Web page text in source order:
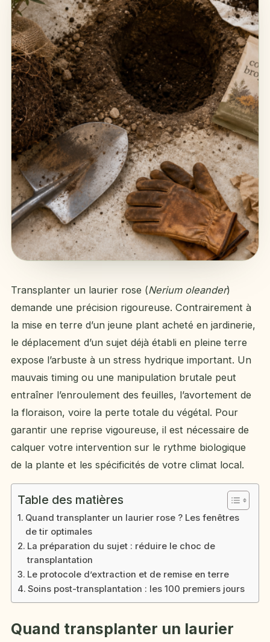
Transplanter un laurier rose (Nerium oleander)
demande une précision rigoureuse. Contrairement à
la mise en terre d’un jeune plant acheté en jardinerie,
le déplacement d’un sujet déjà établi en pleine terre
expose l’arbuste à un stress hydrique important. Un
mauvais timing ou une manipulation brutale peut
entraîner l’enroulement des feuilles, l’avortement de
la floraison, voire la perte totale du végétal. Pour
garantir une reprise vigoureuse, il est nécessaire de
calquer votre intervention sur le rythme biologique
de la plante et les spécificités de votre climat local.
Table des matières
Quand transplanter un laurier rose ? Les fenêtres
de tir optimales
La préparation du sujet : réduire le choc de
transplantation
Le protocole d’extraction et de remise en terre
Soins post-transplantation : les 100 premiers jours
Quand transplanter un laurier